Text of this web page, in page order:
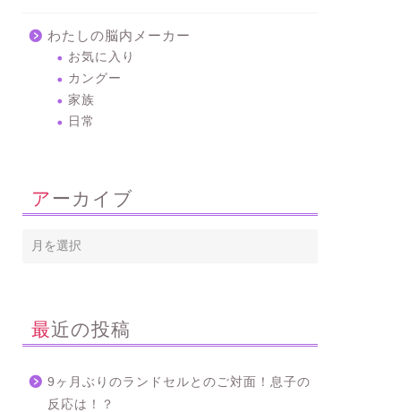
わたしの脳内メーカー
お気に入り
カングー
家族
日常
アーカイブ
最近の投稿
9ヶ月ぶりのランドセルとのご対面！息子の
反応は！？